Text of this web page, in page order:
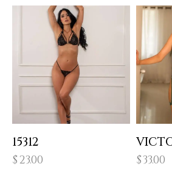
15312
$23.00 $33.00